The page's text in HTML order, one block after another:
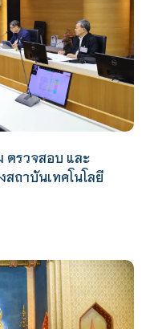
ตรวจสอบ และ
ถาบันเทคโนโลยี